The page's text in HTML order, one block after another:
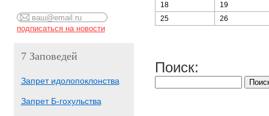
7 Заповедей
Запрет идолопоклонства
Запрет Б-гохульства
18
19
25
26
Поиск: